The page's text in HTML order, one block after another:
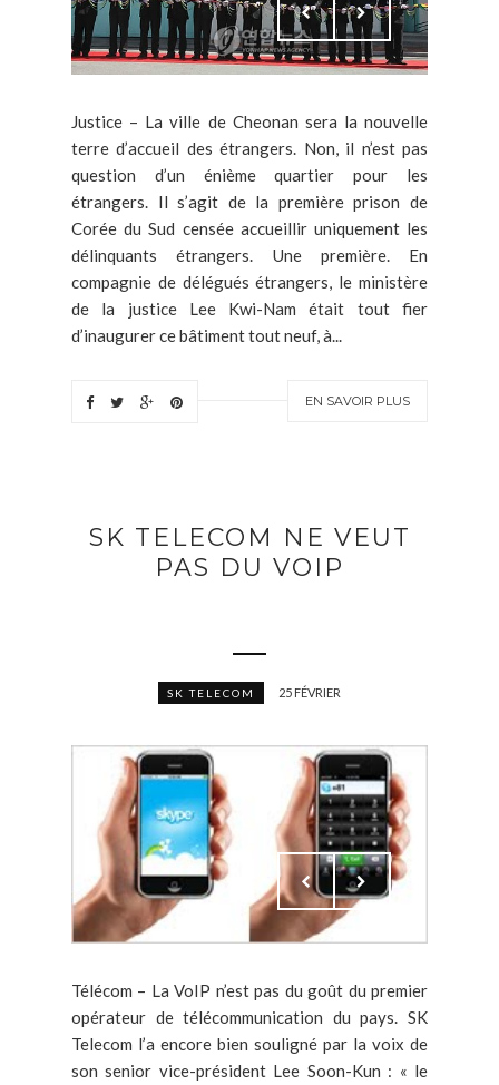
Justice – La ville de Cheonan sera la nouvelle
terre d’accueil des étrangers. Non, il n’est pas
question d’un énième quartier pour les
étrangers. Il s’agit de la première prison de
Corée du Sud censée accueillir uniquement les
délinquants étrangers. Une première. En
compagnie de délégués étrangers, le ministère
de la justice Lee Kwi-Nam était tout fier
d’inaugurer ce bâtiment tout neuf, à...
EN SAVOIR PLUS
SK TELECOM NE VEUT
PAS DU VOIP
SK TELECOM 25 FÉVRIER
Télécom – La VoIP n’est pas du goût du premier
opérateur de télécommunication du pays. SK
Telecom l’a encore bien souligné par la voix de
son senior vice-président Lee Soon-Kun : « le